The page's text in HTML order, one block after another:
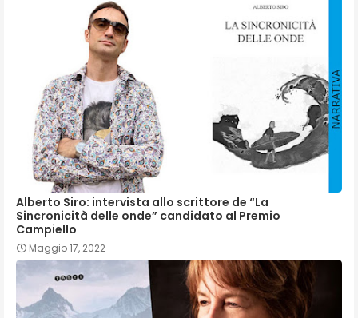
Alberto Siro: intervista allo scrittore de “La
Sincronicità delle onde” candidato al Premio
Campiello
Maggio 17, 2022